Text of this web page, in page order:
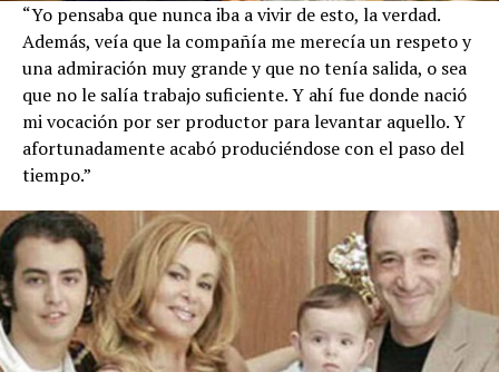
“Yo pensaba que nunca iba a vivir de esto, la verdad.
Además, veía que la compañía me merecía un respeto y
una admiración muy grande y que no tenía salida, o sea
que no le salía trabajo suficiente. Y ahí fue donde nació
mi vocación por ser productor para levantar aquello. Y
afortunadamente acabó produciéndose con el paso del
tiempo.”